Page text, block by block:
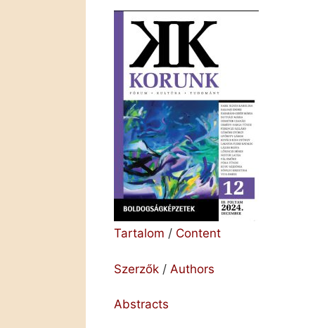
Tartalom / Content
Szerzők / Authors
Abstracts